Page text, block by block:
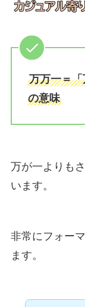
万万一＝
の意味
万が一よりも
います。
非常にフォー
ます。